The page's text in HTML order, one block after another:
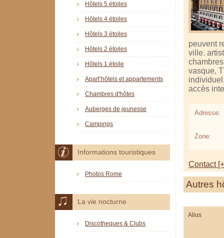
peuvent
ville.
vasque,
accès
Adresse:
Zone:
Contact
Autres
Alius
Hôtels 5 étoiles
Hôtels 4 étoiles
Hôtels 3 étoiles
Hôtels 2 étoiles
Hôtels 1 étoile
Apart’hôtels et appartements
Chambres d'hôtes
Auberges de jeunesse
Campings
Informations touristiques
Photos Rome
La vie nocturne
Discotheques & Clubs